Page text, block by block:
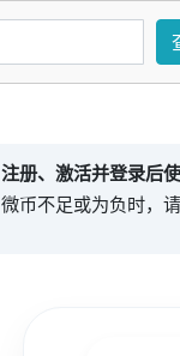
注册、激活并登录后使
微币不足或为负时，